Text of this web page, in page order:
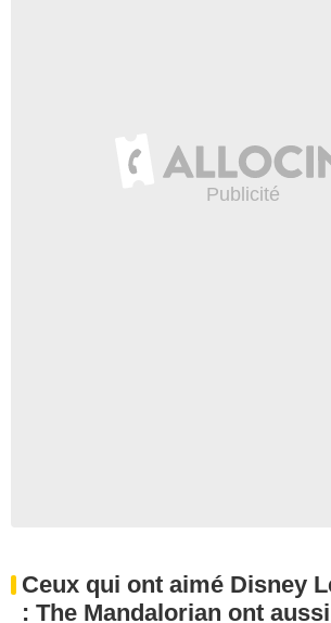
Ceux qui ont aimé Disney
: The Mandalorian ont